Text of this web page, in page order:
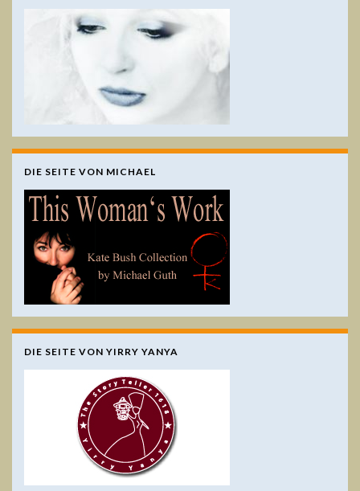
DIE SEITE VON MICHAEL
DIE SEITE VON YIRRY YANYA